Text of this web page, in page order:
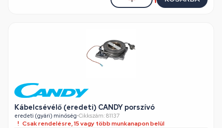
Kábelcsévélő (eredeti) CANDY porszívó
eredeti (gyári) minőség•Cikkszám: 81137
Csak rendelésre, 15 vagy több munkanapon belül